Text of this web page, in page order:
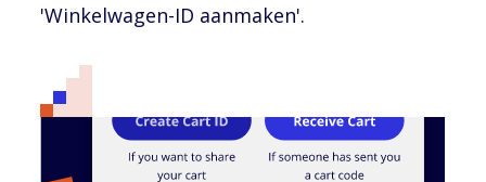
'Winkelwagen-ID aanmaken'.